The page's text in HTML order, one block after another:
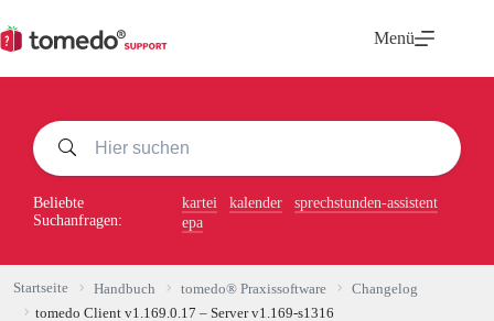
Inhalt
springen
Menü
Beliebte
Suchanfragen:
kartei kalender
sprechstunden-assistent
epa
Startseite Handbuch tomedo® Praxissoftware
Changelog
tomedo Client v1.169.0.17 – Server v1.169-s1316